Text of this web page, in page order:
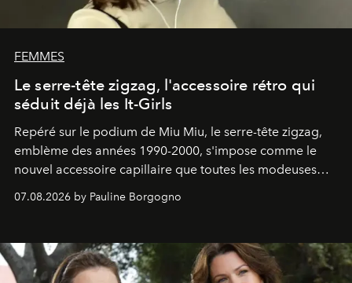
FEMMES
Le serre-tête zigzag, l'accessoire rétro qui
séduit déjà les It-Girls
Repéré sur le podium de Miu Miu, le serre-tête zigzag,
emblème des années 1990-2000, s'impose comme le
nouvel accessoire capillaire que toutes les modeuses
s'arrachent déjà.
07.08.2026 by Pauline Borgogno